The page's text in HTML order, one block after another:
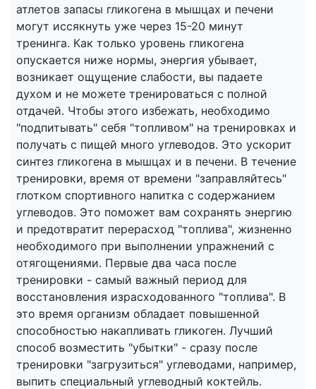
атлетов запасы гликогена в мышцах и печени
могут иссякнуть уже через 15-20 минут
тренинга. Как только уровень гликогена
опускается ниже нормы, энергия убывает,
возникает ощущение слабости, вы падаете
духом и не можете тренироваться с полной
отдачей. Чтобы этого избежать, необходимо
"подпитывать" себя "топливом" на тренировках и
получать с пищей много углеводов. Это ускорит
синтез гликогена в мышцах и в печени. В течение
тренировки, время от времени "заправляйтесь"
глотком спортивного напитка с содержанием
углеводов. Это поможет вам сохранять энергию
и предотвратит перерасход "топлива", жизненно
необходимого при выполнении упражнений с
отягощениями. Первые два часа после
тренировки - самый важный период для
восстановления израсходованного "топлива". В
это время организм обладает повышенной
способностью накапливать гликоген. Лучший
способ возместить "убытки" - сразу после
тренировки "загрузиться" углеводами, например,
выпить специальный углеводный коктейль.